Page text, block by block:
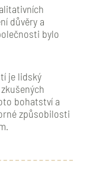
důvěry a
bylo
je lidský
bohatství a
způsobilosti